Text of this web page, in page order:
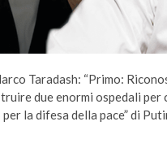
Taradash: “Primo:
due enormi ospedali
la difesa della pace” di